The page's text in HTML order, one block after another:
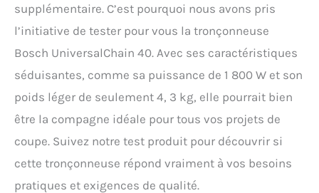
supplémentaire. C’est pourquoi nous avons pris
l’initiative de tester pour vous la tronçonneuse
Bosch UniversalChain 40. Avec ses caractéristiques
séduisantes, comme sa puissance de 1 800 W et son
poids léger de seulement 4, 3 kg, elle pourrait bien
être la compagne idéale pour tous vos projets de
coupe. Suivez notre test produit pour découvrir si
cette tronçonneuse répond vraiment à vos besoins
pratiques et exigences de qualité.